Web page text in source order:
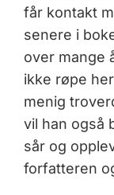
får kontakt
senere i
over mange
ikke røpe
menig
vil han også
sår og
forfatteren